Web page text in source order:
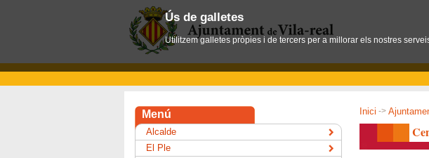
Inici ->
Menú
Alcalde
El Ple
Ús de galletes
Utilitzem galletes pròpies i de tercers per a millorar els nostres